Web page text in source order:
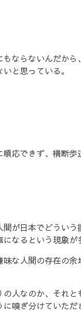
ならないんだか
と思っている。
応できず、横断
が日本でどうい
なるという現象が
な人間の存在の
人なのか、それ
嗅ぎ分けていただ